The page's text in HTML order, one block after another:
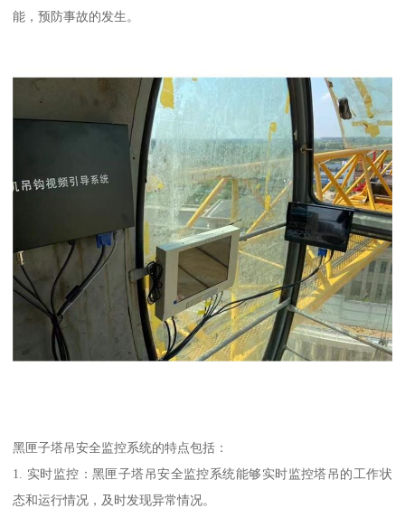
能，预防事故的发生。
黑匣子塔吊安全监控系统的特点包括：
1. 实时监控：黑匣子塔吊安全监控系统能够实时监控塔吊的工作状
态和运行情况，及时发现异常情况。